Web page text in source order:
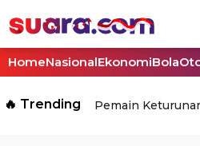
HomeNasionalEkonomiBola
🔥 Trending Pemain